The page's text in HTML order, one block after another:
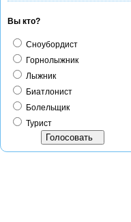
Вы кто?
Сноубордист
Горнолыжник
Лыжник
Биатлонист
Болельщик
Турист